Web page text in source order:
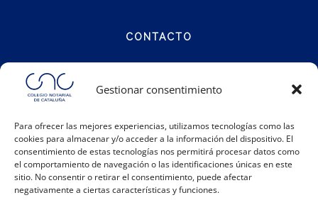
Gestionar consentimiento
Para ofrecer las mejores experiencias, utilizamos tecnologías como las
cookies para almacenar y/o acceder a la información del dispositivo. El
consentimiento de estas tecnologías nos permitirá procesar datos como
el comportamiento de navegación o las identificaciones únicas en este
sitio. No consentir o retirar el consentimiento, puede afectar
negativamente a ciertas características y funciones.
CONTACTO
Teléfono:93 317 48 00
Email: info@catalunya.notariado.org